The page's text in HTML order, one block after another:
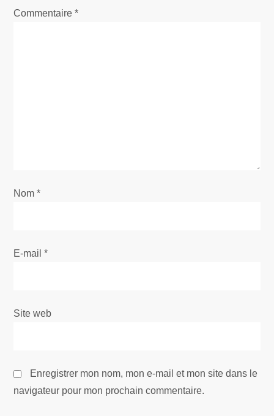
a
t
c
e
Commentaire*
Nom*
E-mail*
Site web
Enregistrer mon nom, mon e-mail et mon site dans le
navigateur pour mon prochain commentaire.